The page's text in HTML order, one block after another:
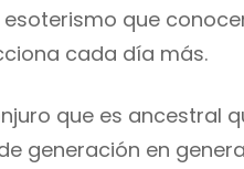
que
cada día más.
que es ancestral
generación en